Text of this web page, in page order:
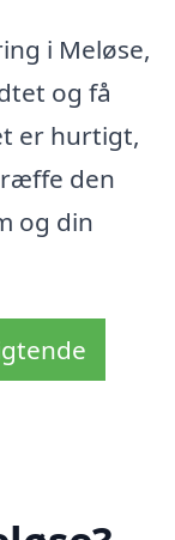
i Meløse,
og få
er hurtigt,
den
og din